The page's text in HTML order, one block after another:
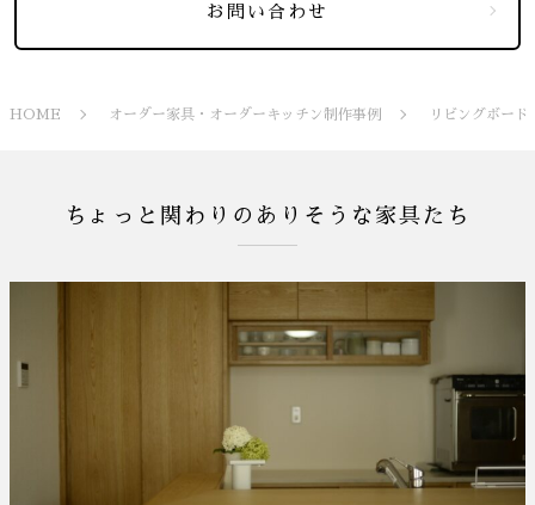
お問い合わせ
HOME オーダー家具・オーダーキッチン制作事例 リビングボー
ちょっと関わりのありそうな家具たち